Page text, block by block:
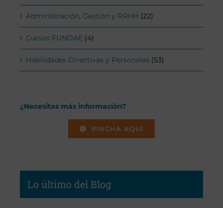
Administración, Gestión y RRHH (22)
Cursos FUNDAE (4)
Habilidades Directivas y Personales (53)
¿Necesitas más información?
PINCHA AQUÍ
Lo último del Blog